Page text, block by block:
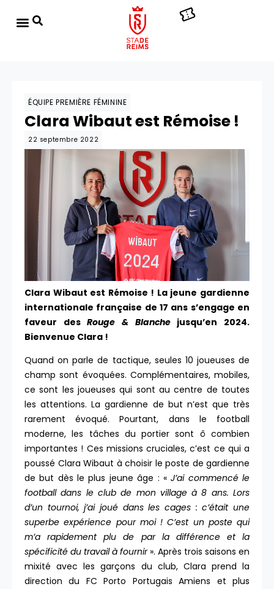
ÉQUIPE PREMIÈRE FÉMININE
Clara Wibaut est Rémoise !
22 septembre 2022
Clara Wibaut est Rémoise ! La jeune gardienne
internationale française de 17 ans s’engage en
faveur desRouge & Blanchejusqu’en 2024.
Bienvenue Clara !
Quand on parle de tactique, seules 10 joueuses de
champ sont évoquées. Complémentaires, mobiles,
ce sont les joueuses qui sont au centre de toutes
les attentions. La gardienne de but n’est que très
rarement évoqué. Pourtant, dans le football
moderne, les tâches du portier sont ô combien
importantes ! Ces missions cruciales, c’est ce qui a
poussé Clara Wibaut à choisir le poste de gardienne
de but dès le plus jeune âge : «J’ai commencé le
football dans le club de mon village à 8 ans. Lors
d’un tournoi, j’ai joué dans les cages : c’était une
superbe expérience pour moi ! C’est un poste qui
m’a rapidement plu de par la différence et la
spécificité du travail à fournir». Après trois saisons en
mixité avec les garçons du club, Clara prend la
direction du FC Porto Portugais Amiens et plus